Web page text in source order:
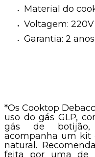
Material do
Voltagem: 220V
Garantia: 2 anos
*Os Cooktop
uso do gás GLP,
gás de
acompanha um kit
natural.
feita por uma de